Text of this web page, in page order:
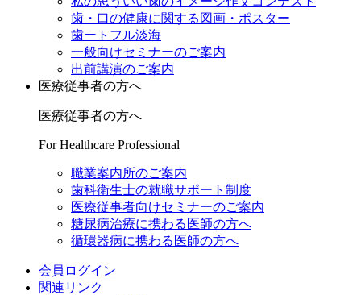
歯・口の健康に関する図画・ポスター
歯ートフル淡海
一般向けセミナーのご案内
出前講演のご案内
医療従事者の方へ
医療従事者の方へ
For Healthcare Professional
職業案内所のご案内
歯科衛生士の就職サポート制度
医療従事者向けセミナーのご案内
糖尿病治療に携わる医師の方へ
循環器病に携わる医師の方へ
会員ログイン
関連リンク